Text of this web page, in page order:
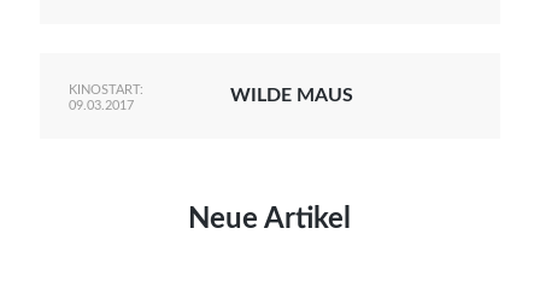
KINOSTART:
09.03.2017
WILDE MAUS
Neue Artikel